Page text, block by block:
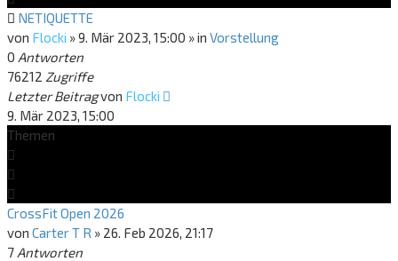
NETIQUETTE
von Flocki »9. Mär 2023, 15:00 » in Vorstellung
0 Antworten
76212 Zugriffe
Letzter Beitragvon Flocki
9. Mär 2023, 15:00
Themen
CrossFit Open 2026
von Carter T R » 26. Feb 2026, 21:17
7 Antworten